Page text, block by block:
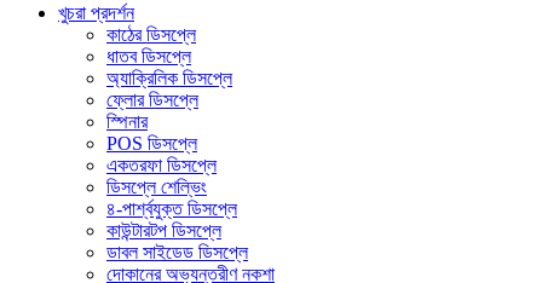
খুচরা প্রদর্শন
কাঠের ডিসপ্লে
ধাতব ডিসপ্লে
অ্যাক্রিলিক ডিসপ্লে
ফ্লোর ডিসপ্লে
স্পিনার
POS ডিসপ্লে
একতরফা ডিসপ্লে
ডিসপ্লে শেল্ভিং
৪-পার্শ্বযুক্ত ডিসপ্লে
কাউন্টারটপ ডিসপ্লে
ডাবল সাইডেড ডিসপ্লে
দোকানের অভ্যন্তরীণ নকশা